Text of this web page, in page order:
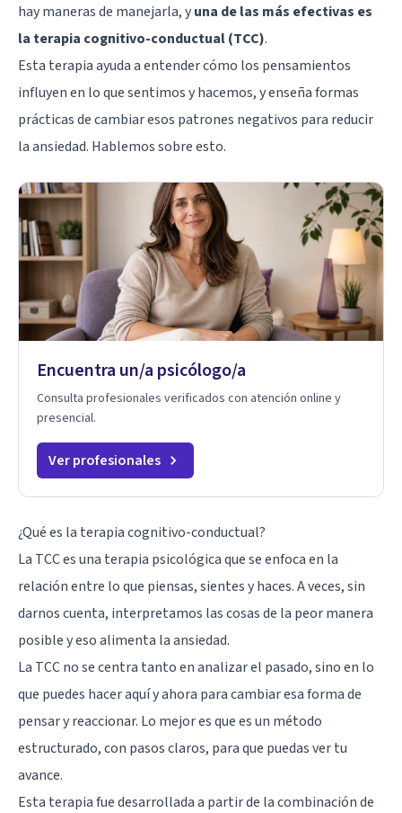
hay maneras de manejarla, yuna de las más efectivas es
la terapia cognitivo-conductual (TCC).
Esta terapia ayuda a entender cómo los pensamientos
influyen en lo que sentimos y hacemos, y enseña formas
prácticas de cambiar esos patrones negativos para reducir
la ansiedad. Hablemos sobre esto.
Encuentra un/a psicólogo/a
Consulta profesionales verificados con atención online y
presencial.
Ver profesionales
¿Qué es la terapia cognitivo-conductual?
La TCC es una terapia psicológica que se enfoca en la
relación entre lo que piensas, sientes y haces. A veces, sin
darnos cuenta, interpretamos las cosas de la peor manera
posible y eso alimenta la ansiedad.
La TCC no se centra tanto en analizar el pasado, sino en lo
que puedes hacer aquí y ahora para cambiar esa forma de
pensar y reaccionar. Lo mejor es que es un método
estructurado, con pasos claros, para que puedas ver tu
avance.
Esta terapia fue desarrollada a partir de la combinación de